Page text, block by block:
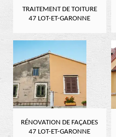
TRAITEMENT DE TOITURE
47 LOT-ET-GARONNE
RÉNOVATION DE FAÇADES
47 LOT-ET-GARONNE